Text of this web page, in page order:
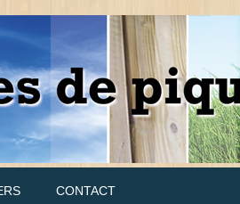
CONTACT